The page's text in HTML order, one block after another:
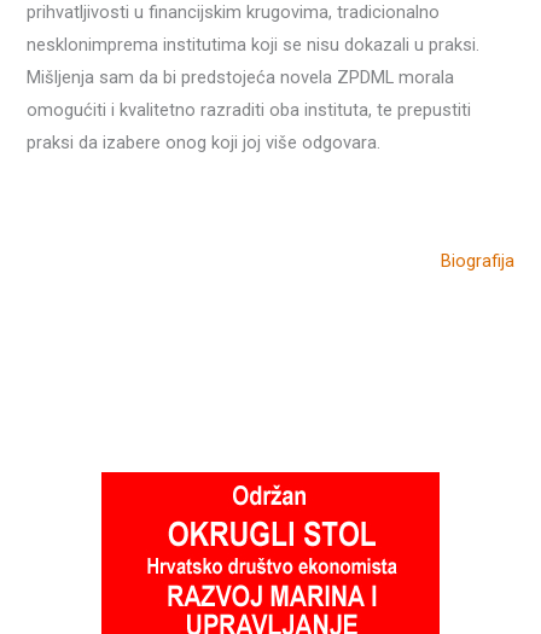
prihvatljivosti u financijskim krugovima, tradicionalno
nesklonimprema institutima koji se nisu dokazali u praksi.
Mišljenja sam da bi predstojeća novela ZPDML morala
omogućiti i kvalitetno razraditi oba instituta, te prepustiti
praksi da izabere onog koji joj više odgovara.
Biografija